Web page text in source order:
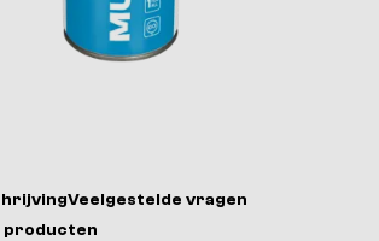
Veelgestelde vragen
producten